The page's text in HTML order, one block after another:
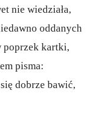
nie wiedziała,
oddanych
poprzek kartki,
pisma:
dobrze bawić,